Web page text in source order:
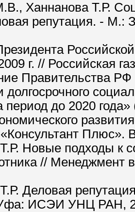
Ханнанова Т.Р.
репутация. - М.:
г. // Российская
Правительства
до 2020 года»
Плюс».
Новые подходы к
//
Деловая
ИСЭИ УНЦ РАН,